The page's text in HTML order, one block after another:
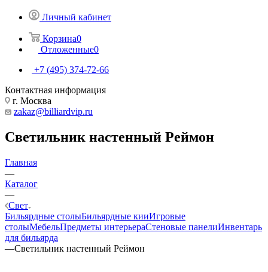
Личный кабинет
Корзина0
Отложенные0
+7 (495) 374-72-66
Контактная информация
г. Москва
zakaz@billiardvip.ru
Светильник настенный Реймон
Главная
—
Каталог
—
Свет
Бильярдные столыБильярдные кииИгровые
столыМебельПредметы интерьераСтеновые панелиИнвентарь
для бильярда
—Светильник настенный Реймон